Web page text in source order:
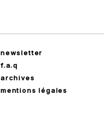
newsletter
f.a.q
archives
mentions légales